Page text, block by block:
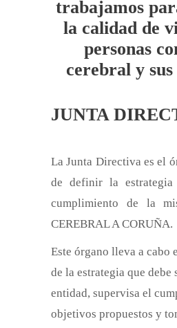
trabajamos
la calidad de
personas
cerebral y
JUNTA
La Junta Directiva es el
de definir la
cumplimiento de la
CEREBRAL A CORUÑA.
Este órgano lleva a cabo
de la estrategia que debe
entidad, supervisa el
objetivos propuestos y